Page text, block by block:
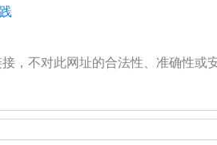
，不对此网址的合法性、准确性或